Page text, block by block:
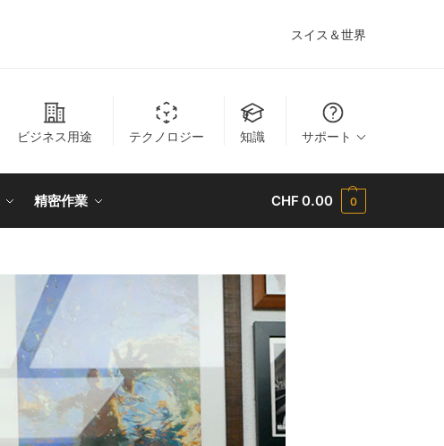
スイス＆世界
ビジネス用途 テクノロジー 知識 サポート
精密作業 CHF 0.00 0